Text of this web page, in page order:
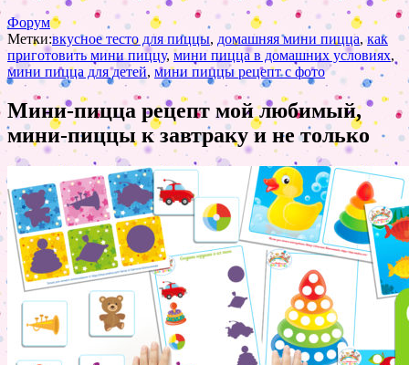
Форум
Метки:вкусное тесто для пиццы, домашняя мини пицца,как
приготовить мини пиццу, мини пицца в домашних условиях,
мини пицца для детей, мини пиццы рецепт с фото
Мини-пицца рецепт мой любимый,
мини-пиццы к завтраку и не только